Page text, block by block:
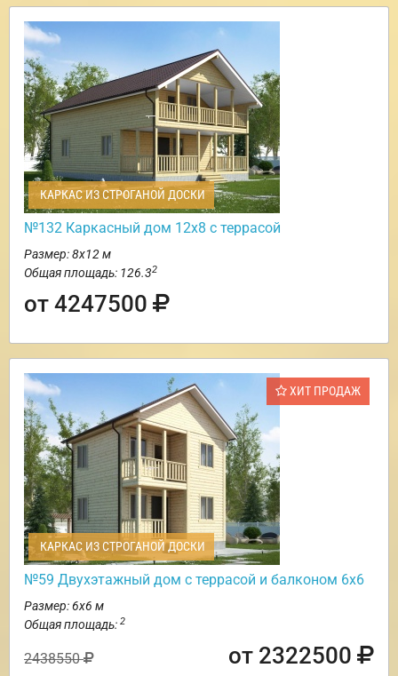
КАРКАС ИЗ СТРОГАНОЙ ДОСКИ
№132 Каркасный дом 12х8 с террасой
Размер: 8х12 м
Общая площадь: 126.32
от 4247500
ХИТ ПРОДАЖ
КАРКАС ИЗ СТРОГАНОЙ ДОСКИ
№59 Двухэтажный дом с террасой и балконом 6х6
Размер: 6х6 м
Общая площадь: 2
2438550 от 2322500